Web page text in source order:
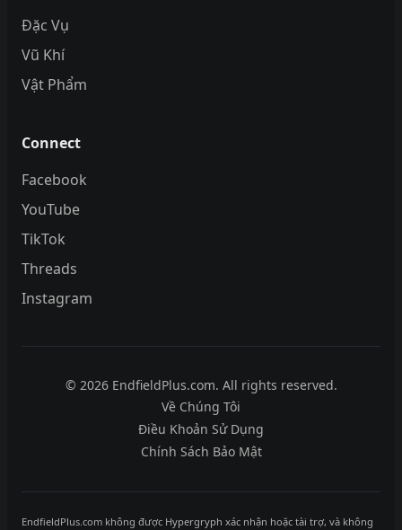
Đặc Vụ
Vũ Khí
Vật Phẩm
Connect
Facebook
YouTube
TikTok
Threads
Instagram
© 2026 EndfieldPlus.com. All rights reserved.
Về Chúng Tôi
Điều Khoản Sử Dụng
Chính Sách Bảo Mật
EndfieldPlus.com không được Hypergryph xác nhận hoặc tài trợ, và không